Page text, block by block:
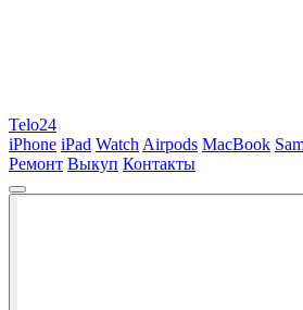
Telo24
iPhone iPad Watch Airpods MacBook
Ремонт Выкуп Контакты